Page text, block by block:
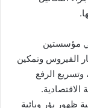
مؤسستين
الفيروس وتمكين
الرفع
ظهور بؤر وبائية